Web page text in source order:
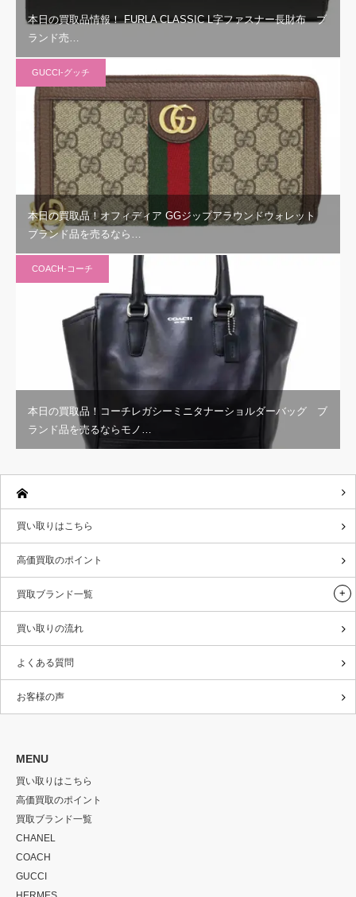
本日の買取品情報！ FURLA CLASSIC L字ファスナー長財布 ブ
ランド売…
GUCCI-グッチ
本日の買取品！オフィディア GGジップアラウンドウォレット
ブランド品を売るなら…
COACH-コーチ
本日の買取品！コーチレガシーミニタナーショルダーバッグ ブ
ランド品を売るならモノ…
買い取りはこちら
高価買取のポイント
買取ブランド一覧
買い取りの流れ
よくある質問
お客様の声
MENU
買い取りはこちら
高価買取のポイント
買取ブランド一覧
CHANEL
COACH
GUCCI